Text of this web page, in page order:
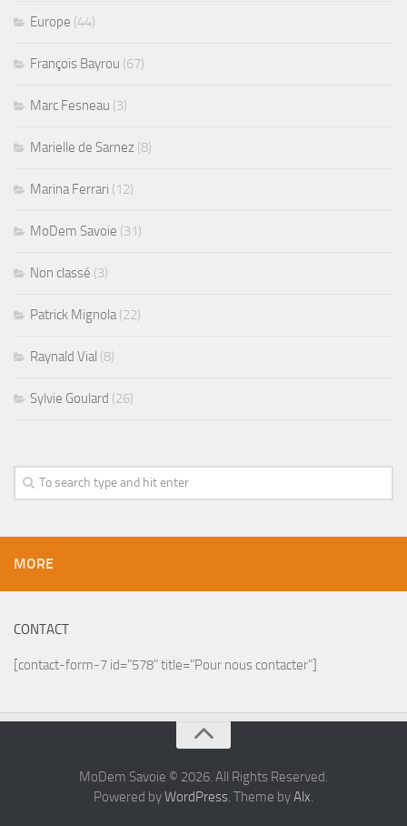
Europe (44)
François Bayrou (67)
Marc Fesneau (3)
Marielle de Sarnez (8)
Marina Ferrari (12)
MoDem Savoie (31)
Non classé (3)
Patrick Mignola(22)
Raynald Vial (8)
Sylvie Goulard (26)
MORE
CONTACT
[contact-form-7 id="578" title="Pour nous contacter"]
MoDem Savoie © 2026. All Rights Reserved.
Powered byWordPress. Theme byAlx.